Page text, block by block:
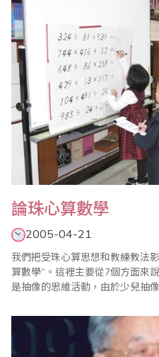
到，以往對珠心算的研究多..
論珠心算數學
2005-04-21
我們把受珠心算思想和教練教法
算數學”。這裡主要從7個方面來說明。 一、數學語言改
是抽像的思維活動，由於少兒抽
用時間長的問題。普通數學教育
一種硬性灌輸、強化抽像思維環